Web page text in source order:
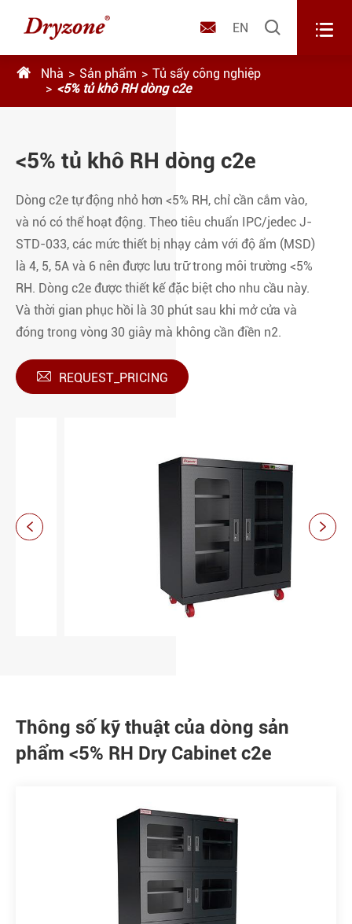
 EN  
 Nhà Sản phẩm
Tủ sấy công nghiệp
<5% tủ khô RH dòng c2e
<5% tủ khô RH dòng c2e
Dòng c2e tự động nhỏ hơn <5% RH, chỉ cần cắm vào,
và nó có thể hoạt động. Theo tiêu chuẩn IPC/jedec J-
STD-033, các mức thiết bị nhạy cảm với độ ẩm (MSD)
là 4, 5, 5A và 6 nên được lưu trữ trong môi trường <5%
RH. Dòng c2e được thiết kế đặc biệt cho nhu cầu này.
Và thời gian phục hồi là 30 phút sau khi mở cửa và
đóng trong vòng 30 giây mà không cần điền n2.
 REQUEST_PRICING
 
Thông số kỹ thuật của dòng sản
phẩm <5% RH Dry Cabinet c2e